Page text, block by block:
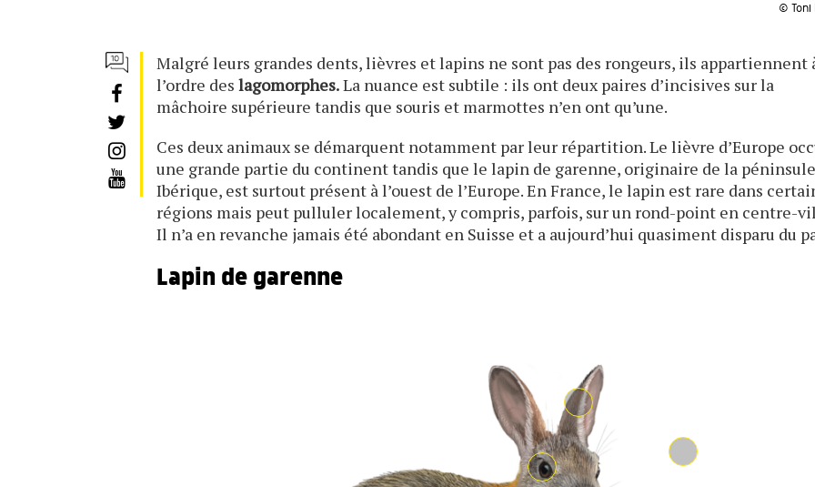
© Toni
Malgré leurs grandes dents, lièvres et lapins ne sont pas des rongeurs, ils appartiennent
l’ordre deslagomorphes.La nuance est subtile : ils ont deux paires d’incisives sur la
mâchoire supérieure tandis que souris et marmottes n’en ont qu’une.
Ces deux animaux se démarquent notamment par leur répartition. Le lièvre d’Europe
une grande partie du continent tandis que le lapin de garenne, originaire de la péninsule
Ibérique, est surtout présent à l’ouest de l’Europe. En France, le lapin est rare dans
régions mais peut pulluler localement, y compris, parfois, sur un rond-point en centre-
Il n’a en revanche jamais été abondant en Suisse et a aujourd’hui quasiment disparu du
Lapin de garenne